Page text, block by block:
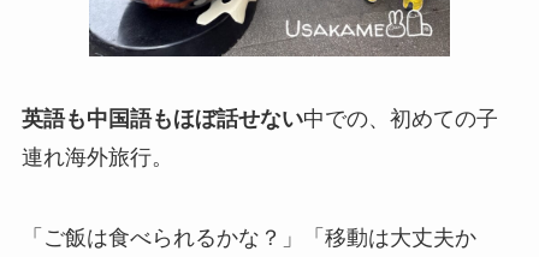
英語も中国語もほぼ話せない中での、初めての子
連れ海外旅行。
「ご飯は食べられるかな？」「移動は大丈夫か